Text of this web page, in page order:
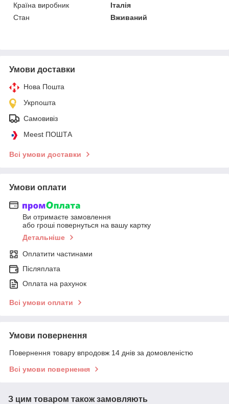
Країна виробник
Італія
Стан
Вживаний
Умови доставки
Нова Пошта
Укрпошта
Самовивіз
Meest ПОШТА
Всі умови доставки
Умови оплати
Ви отримаєте замовлення
або гроші повернуться на вашу картку
Детальніше
Оплатити частинами
Післяплата
Оплата на рахунок
Всі умови оплати
Умови повернення
Повернення товару впродовж 14 днів за домовленістю
Всі умови повернення
З цим товаром також замовляють